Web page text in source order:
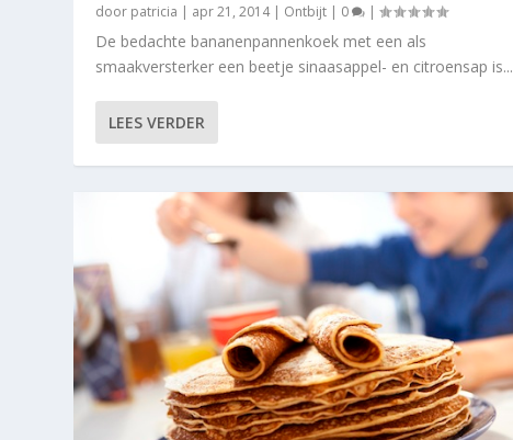
door patricia | apr 21, 2014| Ontbijt | 0 |
De bedachte bananenpannenkoek met een als
smaakversterker een beetje sinaasappel- en citroensap is...
LEES VERDER